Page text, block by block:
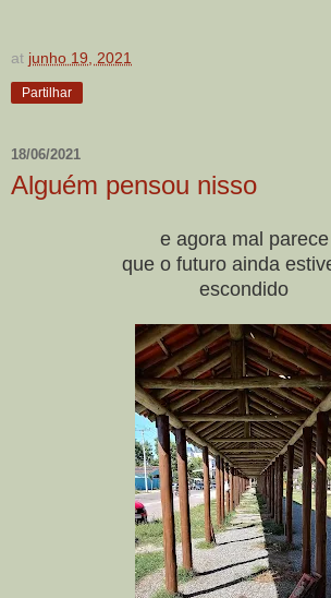
at junho 19, 2021
Partilhar
18/06/2021
Alguém pensou nisso
e agora mal parece
que o futuro ainda
escondido